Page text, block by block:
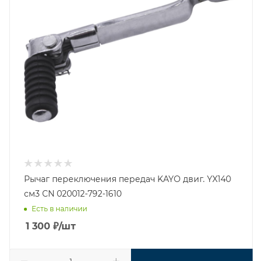
Рычаг переключения передач KAYO двиг. YX140
см3 CN 020012-792-1610
Есть в наличии
1 300 ₽/шт